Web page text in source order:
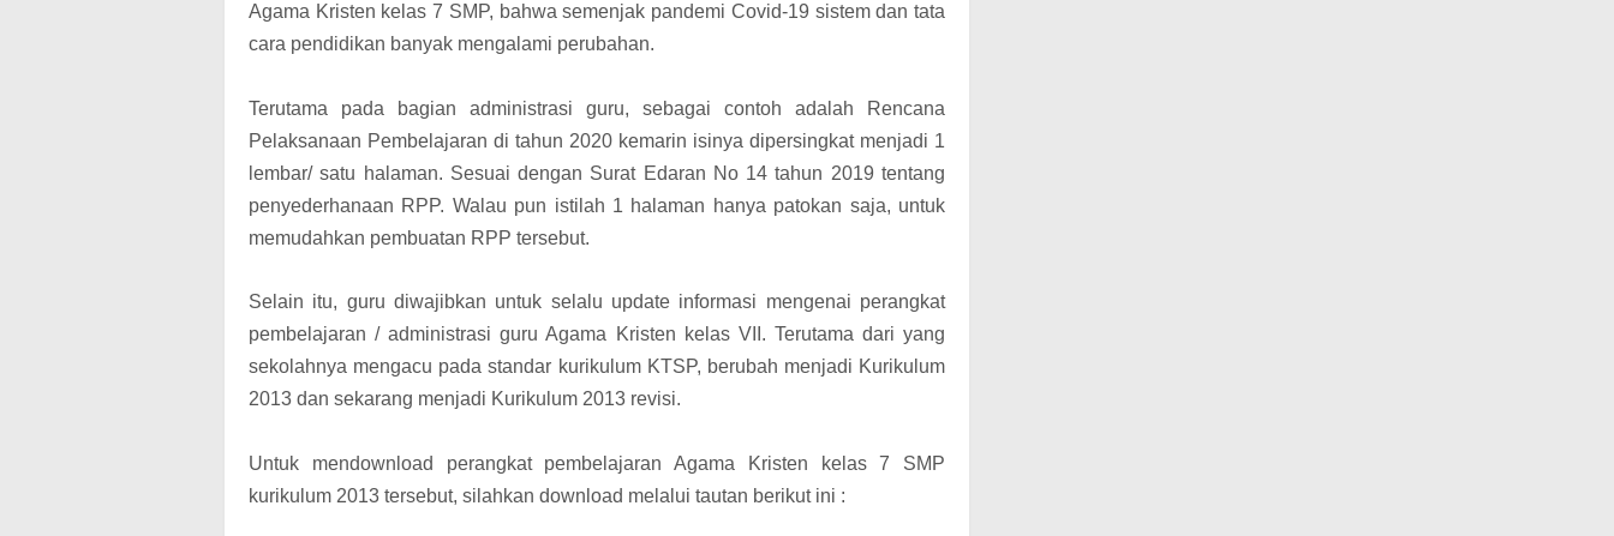
Agama Kristen kelas 7 SMP, bahwa semenjak pandemi Covid-19 sistem dan tata
cara pendidikan banyak mengalami perubahan.
Terutama pada bagian administrasi guru, sebagai contoh adalah Rencana
Pelaksanaan Pembelajaran di tahun 2020 kemarin isinya dipersingkat menjadi 1
lembar/ satu halaman. Sesuai dengan Surat Edaran No 14 tahun 2019 tentang
penyederhanaan RPP. Walau pun istilah 1 halaman hanya patokan saja, untuk
memudahkan pembuatan RPP tersebut.
Selain itu, guru diwajibkan untuk selalu update informasi mengenai perangkat
pembelajaran / administrasi guru Agama Kristen kelas VII. Terutama dari yang
sekolahnya mengacu pada standar kurikulum KTSP, berubah menjadi Kurikulum
2013 dan sekarang menjadi Kurikulum 2013 revisi.
Untuk mendownload perangkat pembelajaran Agama Kristen kelas 7 SMP
kurikulum 2013 tersebut, silahkan download melalui tautan berikut ini :